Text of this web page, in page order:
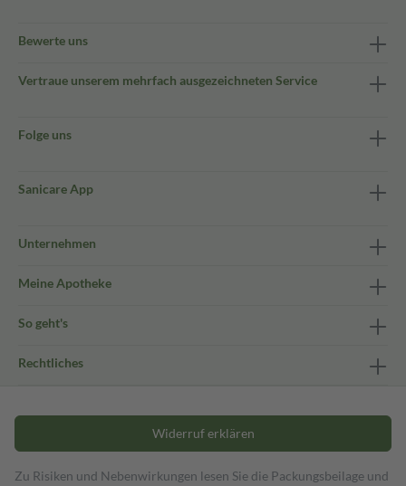
Bewerte uns
Vertraue unserem mehrfach ausgezeichneten Service
Folge uns
Sanicare App
Unternehmen
Meine Apotheke
So geht's
Rechtliches
Widerruf erklären
Zu Risiken und Nebenwirkungen lesen Sie die Packungsbeilage und